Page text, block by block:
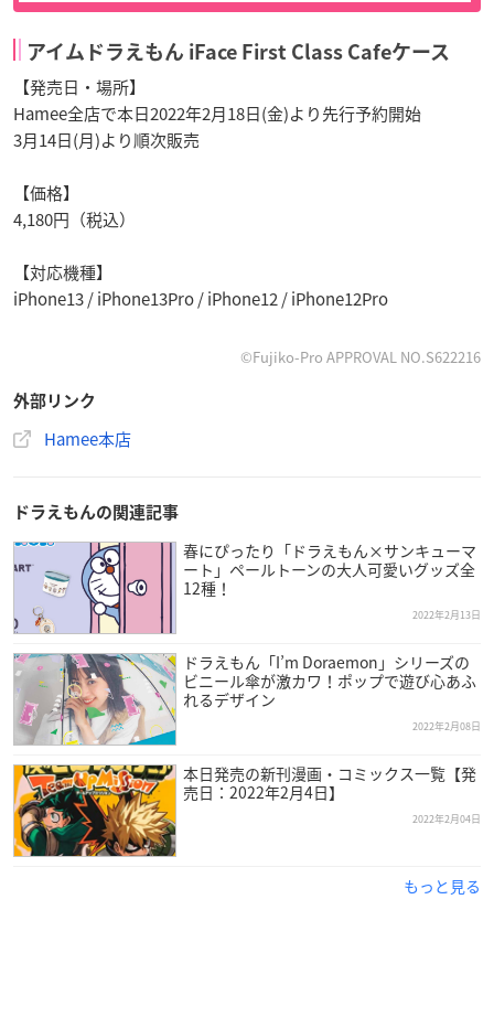
アイムドラえもん iFace First Class Cafeケース
【発売日・場所】
Hamee全店で本日2022年2月18日(金)より先行予約開始
3月14日(月)より順次販売
【価格】
4,180円（税込）
【対応機種】
iPhone13 / iPhone13Pro / iPhone12 / iPhone12Pro
©Fujiko-Pro APPROVAL NO.S622216
外部リンク
Hamee本店
ドラえもんの関連記事
春にぴったり「ドラえもん×サンキューマ
ート」ペールトーンの大人可愛いグッズ全
12種！
2022年2月13日
ドラえもん「I’m Doraemon」シリーズの
ビニール傘が激カワ！ポップで遊び心あふ
れるデザイン
2022年2月08日
本日発売の新刊漫画・コミックス一覧【発
売日：2022年2月4日】
2022年2月04日
もっと見る